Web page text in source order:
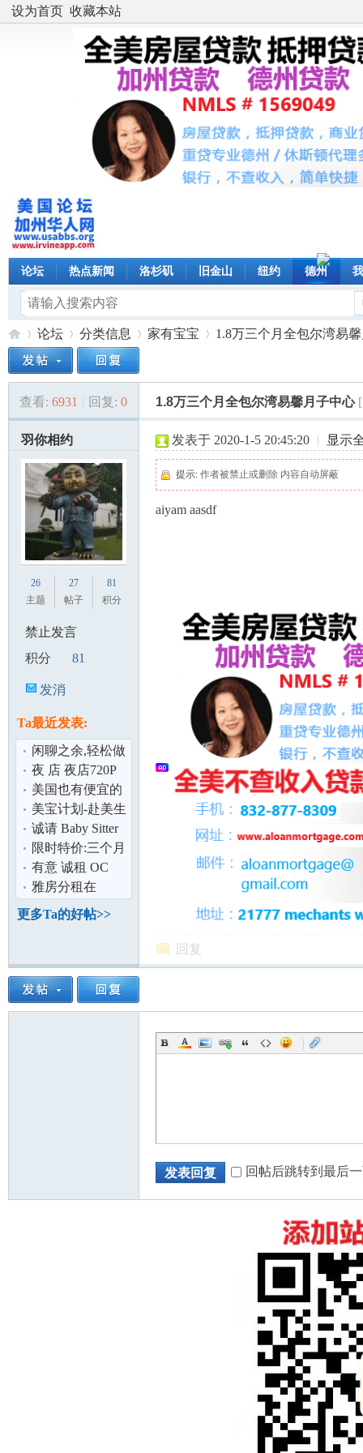
设为首页 收藏本站
论坛 热点新闻 洛杉矶 旧金山 纽约 德州
美
论
»
论坛
›
分类信息 家有宝宝
›
1.8万三个月全包尔湾易
查看: 6931 | 回复: 0 1.8万三个月全包尔湾易馨月子中心
羽你相约
26
主题
27
帖子
81
积分
禁止发言
积分
81
发消
Ta最近发表:
闲聊之余,轻松做
个代购,不要再到
处奔波跑货
夜 店 夜店720P
Youtube 徐峥 李
小璐 以及
美国也有便宜的
泡奶神器拉 ！
(恒温调奶器)
美宝计划-赴美生
子的选择
诚请 Baby Sitter
帮助照顾小孩
限时特价:三个月
全包1.9万美金起
真正直营
有意 诚租 OC
(小)办公室 或
(小)仓库
雅房分租在
Irvine(尔湾)
更多Ta的好帖>>
发表于 2020-1-5 20:45:20 | 显示
提示: 作者被禁止或删除 内容自动屏蔽
aiyam aasdf
回复
|
发表回复 回帖后跳转到最后